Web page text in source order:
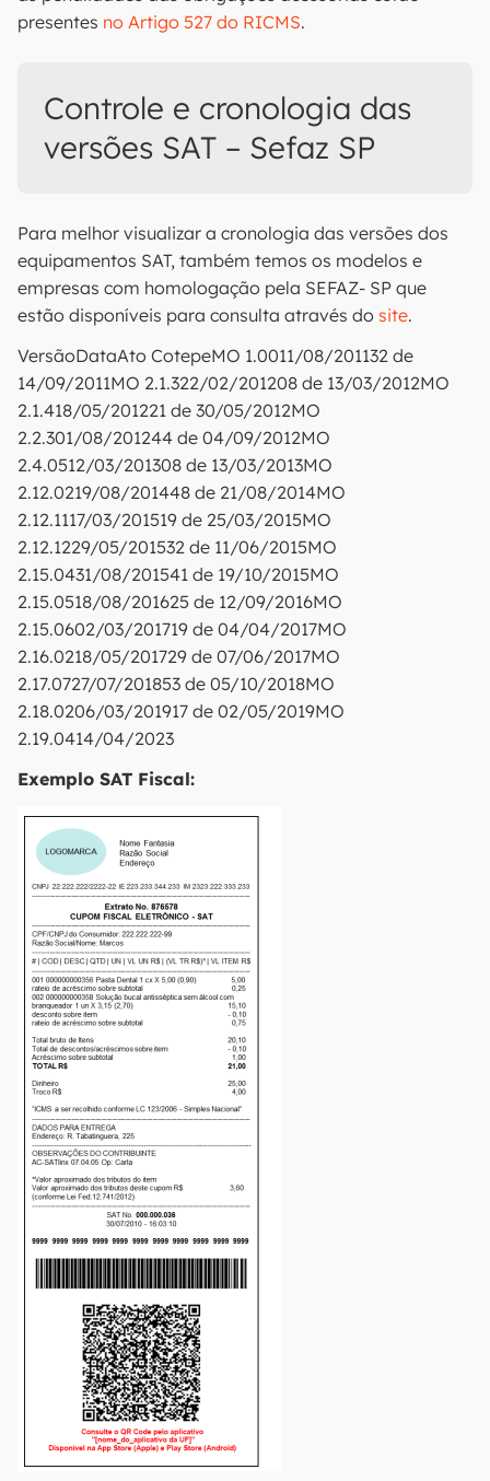
presentes no Artigo 527 do RICMS.
Controle e cronologia das
versões SAT – Sefaz SP
Para melhor visualizar a cronologia das versões dos
equipamentos SAT, também temos os modelos e
empresas com homologação pela SEFAZ- SP que
estão disponíveis para consulta através do site.
VersãoDataAto CotepeMO 1.0011/08/201132 de
14/09/2011MO 2.1.322/02/201208 de 13/03/2012MO
2.1.418/05/201221 de 30/05/2012MO
2.2.301/08/201244 de 04/09/2012MO
2.4.0512/03/201308 de 13/03/2013MO
2.12.0219/08/201448 de 21/08/2014MO
2.12.1117/03/201519 de 25/03/2015MO
2.12.1229/05/201532 de 11/06/2015MO
2.15.0431/08/201541 de 19/10/2015MO
2.15.0518/08/201625 de 12/09/2016MO
2.15.0602/03/201719 de 04/04/2017MO
2.16.0218/05/201729 de 07/06/2017MO
2.17.0727/07/201853 de 05/10/2018MO
2.18.0206/03/201917 de 02/05/2019MO
2.19.0414/04/2023
Exemplo SAT Fiscal: